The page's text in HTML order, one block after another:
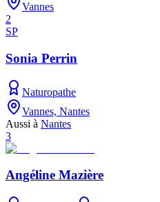
Vannes
2
SP
Sonia Perrin
Naturopathe
Vannes, Nantes
Aussi à Nantes
3
Angéline Mazière